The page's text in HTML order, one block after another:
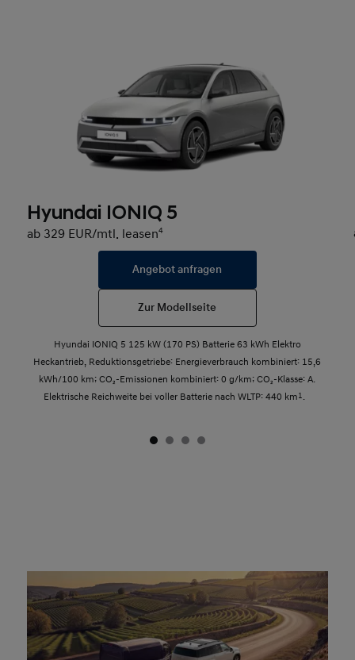
Hyundai IONIQ 5
ab 329 EUR/mtl. leasen4
Angebot anfragen
Zur Modellseite
Hyundai IONIQ 5 125 kW (170 PS) Batterie 63 kWh Elektro
Heckantrieb, Reduktionsgetriebe: Energieverbrauch kombiniert: 15,6
kWh/100 km; CO₂-Emissionen kombiniert: 0 g/km; CO₂-Klasse: A.
Elektrische Reichweite bei voller Batterie nach WLTP: 440 km1.